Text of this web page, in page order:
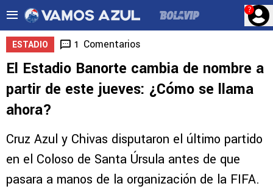
?
ESTADIO 1 Comentarios
El Estadio Banorte cambia de nombre a
partir de este jueves: ¿Cómo se llama
ahora?
Cruz Azul y Chivas disputaron el último partido
en el Coloso de Santa Úrsula antes de que
pasara a manos de la organización de la FIFA.